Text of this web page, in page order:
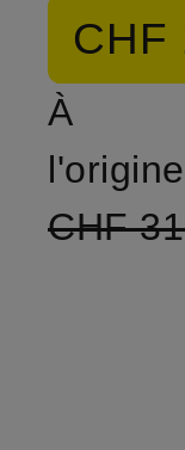
CHF
À
CHF